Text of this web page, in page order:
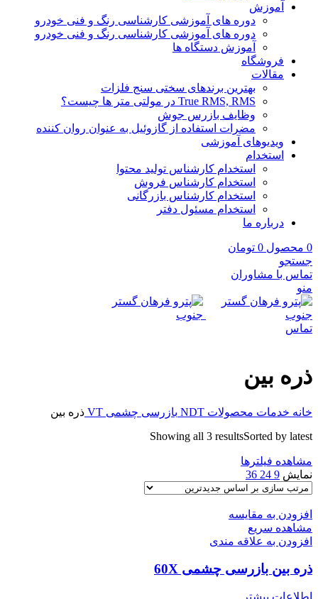
آموزش
دوره های آموزشی کارشناسی رنگ و فنی خودرو
دوره های آموزشی کارشناسی رنگ و فنی خودرو
آموزش دستگاه ها
فروشگاه
مقالات
بهترین برندهای سختی سنج فلزات
True RMS, RMS در مولتی متر ها چیست؟
وظایف بازرس جوش
مضرات استفاده از گازوئیل به عنوان روان کننده
ویدیوهای آموزشی
استخدام
استخدام کارشناس تولید محتوا
استخدام کارشناس فروش
استخدام کارشناس بازرگانی
استخدام مسئول دفتر
درباره ما
0 محصول 0 تومان
جستجو
تماس با مشاوران
منو
تماس
ذره بین
خانه خدمات محصولات NDT بازرسی چشمی VT
ذره بین
Showing all 3 resultsSorted by latest
مشاهده فیلترها
نمایش 9
24
36
افزودن به مقایسه
مشاهده سریع
افزودن به علاقه مندی
ذره بین بازرسی چشمی 60X